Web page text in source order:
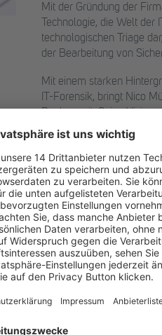
Mit der Gründung der
Technologie, die Welt
technologischen Triage
der Bearbeitung von
Mit einem starken
IT-Forensik, bringt Nico
Denken mit. Seine
Cyberresilienz machen